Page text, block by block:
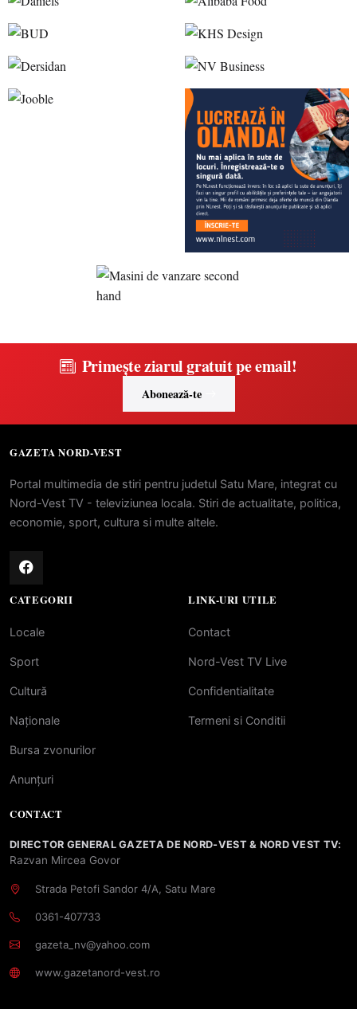
Primește ziarul gratuit pe email!
Abonează-te
GAZETA NORD-VEST
Portal multimedia de stiri pentru judetul Satu Mare, integrat cu
Nord-Vest TV - televiziunea locala. Stiri de actualitate, politica,
economie, sport, cultura si multe altele.
CATEGORII
Locale
Sport
Cultură
Naționale
Bursa zvonurilor
Anunțuri
LINK-URI UTILE
Contact
Nord-Vest TV Live
Confidentialitate
Termeni si Conditii
CONTACT
DIRECTOR GENERAL GAZETA DE NORD-VEST & NORD VEST TV:
Razvan Mircea Govor
Strada Petofi Sandor 4/A, Satu Mare
0361-407733
gazeta_nv@yahoo.com
www.gazetanord-vest.ro